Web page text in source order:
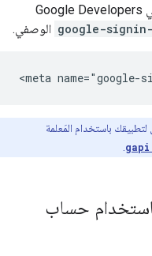
حدِّد معرّف العميل الذي أنشأته لتطبيقك في Google Developers
google- الوصفي.
<meta
باستخدام المَعلمة
حساب